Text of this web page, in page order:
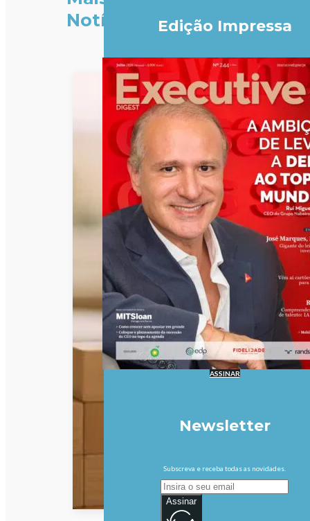
Notícias
Edição Impressa
ASSINAR
Newsletter
Subscreva e receba todas as novidades.
Assinar